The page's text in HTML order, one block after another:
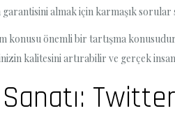
almak için karmaşık
önemli bir tartışma
kalitesini artırabilir ve gerçek